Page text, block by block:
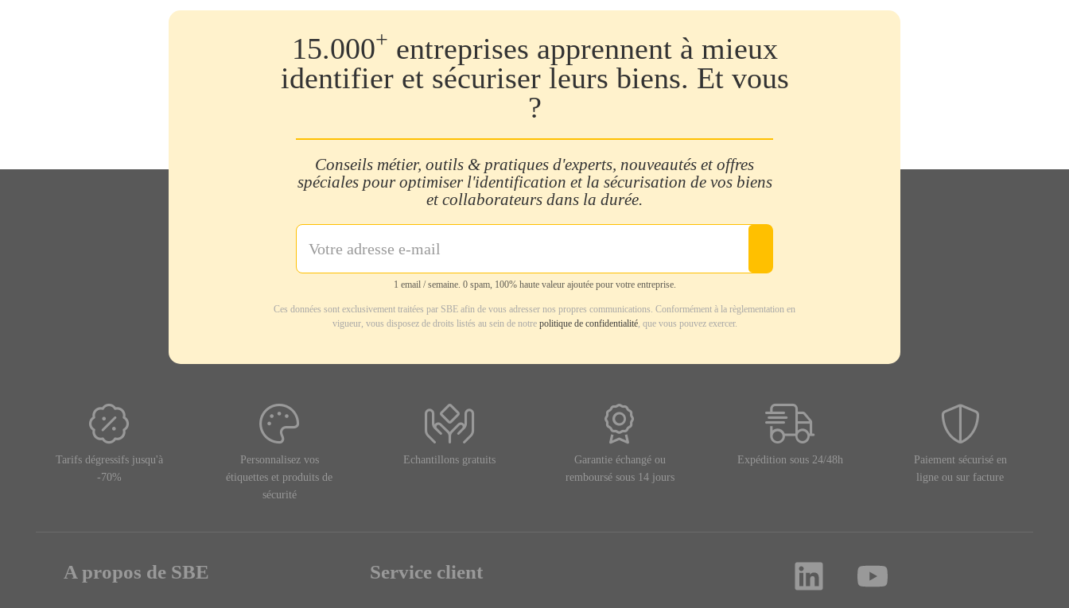
15.000+ entreprises apprennent à mieux
identifier et sécuriser leurs biens. Et vous
?
Conseils métier, outils & pratiques d'experts, nouveautés et offres
spéciales pour optimiser l'identification et la sécurisation de vos biens
et collaborateurs dans la durée.
1 email / semaine. 0 spam, 100% haute valeur ajoutée pour votre entreprise.
Ces données sont exclusivement traitées par SBE afin de vous adresser nos propres communications. Conformément à la règlementation en
vigueur, vous disposez de droits listés au sein de notre politique de confidentialité, que vous pouvez exercer.
Tarifs dégressifs jusqu'à
-70%
Personnalisez vos
étiquettes et produits de
sécurité
Echantillons gratuits
Garantie échangé ou
remboursé sous 14 jours
Expédition sous 24/48h
Paiement sécurisé en
ligne ou sur facture
A propos de SBE Service client